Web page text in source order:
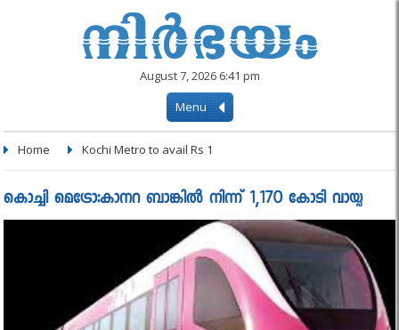
August 7, 2026 6:41 pm
Menu
Home Kochi Metro to avail Rs 1
കൊച്ചി മെട്രോ:കാനറ ബാങ്കില്‍ നിന്ന് 1,170 കോടി വായ്പ